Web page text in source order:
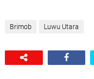
Brimob Luwu Utara